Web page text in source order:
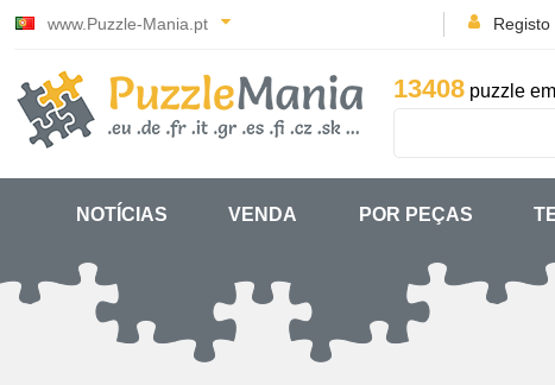
www.Puzzle-Mania.pt Registo
13408 puzzle
NOTÍCIAS VENDA POR PEÇAS